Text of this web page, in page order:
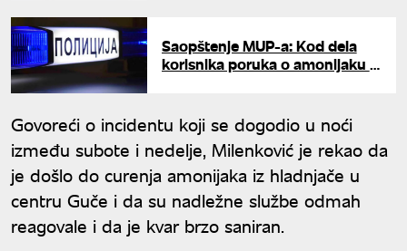
Saopštenje MUP-a: Kod dela
korisnika poruka o amonijaku u
Govoreći o incidentu koji se dogodio u noći
između subote i nedelje, Milenković je rekao da
je došlo do curenja amonijaka iz hladnjače u
centru Guče i da su nadležne službe odmah
reagovale i da je kvar brzo saniran.